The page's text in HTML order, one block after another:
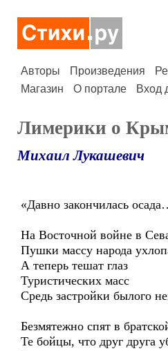
Авторы Произведения
Магазин
О портале Вход
Лимерики о
Михаил Лукашевич
«Давно закончилась
На Восточной войне в
Пушки массу народа
А теперь тешат глаз
Туристических масс
Средь застройки былого
Безмятежно спят в
Те бойцы, что друг друга